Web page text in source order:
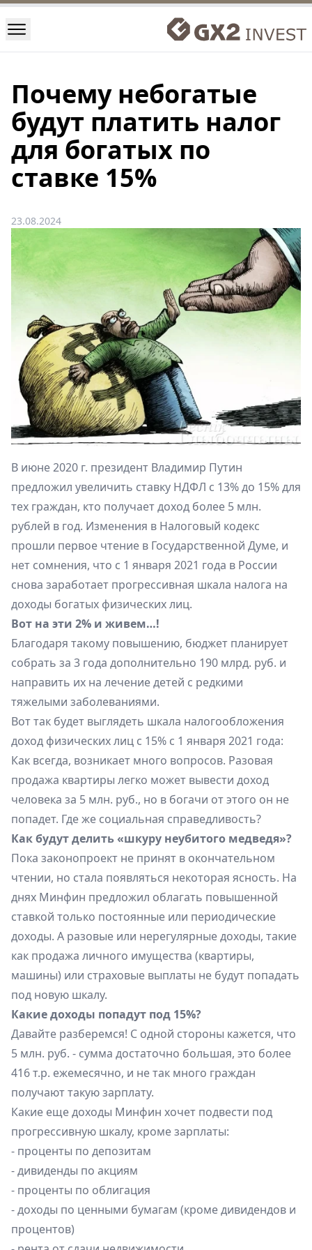
Почему небогатые
будут платить налог
для богатых по
ставке 15%
23.08.2024
В июне 2020 г. президент Владимир Путин
предложил увеличить ставку НДФЛ с 13% до 15% для
тех граждан, кто получает доход более 5 млн.
рублей в год. Изменения в Налоговый кодекс
прошли первое чтение в Государственной Думе, и
нет сомнения, что с 1 января 2021 года в России
снова заработает прогрессивная шкала налога на
доходы богатых физических лиц.
Вот на эти 2% и живем…!
Благодаря такому повышению, бюджет планирует
собрать за 3 года дополнительно 190 млрд. руб. и
направить их на лечение детей с редкими
тяжелыми заболеваниями.
Вот так будет выглядеть шкала налогообложения
доход физических лиц с 15% с 1 января 2021 года:
Как всегда, возникает много вопросов. Разовая
продажа квартиры легко может вывести доход
человека за 5 млн. руб., но в богачи от этого он не
попадет. Где же социальная справедливость?
Как будут делить «шкуру неубитого медведя»?
Пока законопроект не принят в окончательном
чтении, но стала появляться некоторая ясность. На
днях Минфин предложил облагать повышенной
ставкой только постоянные или периодические
доходы. А разовые или нерегулярные доходы, такие
как продажа личного имущества (квартиры,
машины) или страховые выплаты не будут попадать
под новую шкалу.
Какие доходы попадут под 15%?
Давайте разберемся! С одной стороны кажется, что
5 млн. руб. - сумма достаточно большая, это более
416 т.р. ежемесячно, и не так много граждан
получают такую зарплату.
Какие еще доходы Минфин хочет подвести под
прогрессивную шкалу, кроме зарплаты:
- проценты по депозитам
- дивиденды по акциям
- проценты по облигация
- доходы по ценными бумагам (кроме дивидендов и
процентов)